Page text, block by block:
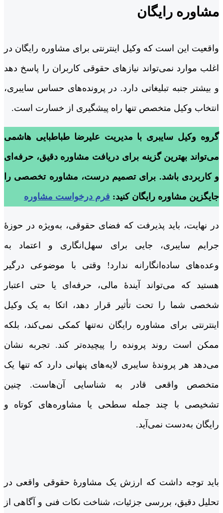
مشاوره رایگان
واقعیت این است که وکیل اینترنتی برای مشاوره رایگان در
اغلب موارد نمی‌تواند نیازهای حقوقی کاربران را پاسخ دهد
و بیشتر جنبه تبلیغاتی دارد. در پرونده‌های حساس سایبری،
انتخاب وکیل متخصص تنها راه پیشگیری از خسارت است.
گروه وکیل سایبری با مدیریت علیرضا طباطبایی هاشمی
می‌تواند بهترین گزینه برای دریافت مشاوره دقیق، حرفه‌ای
و کاربردی باشد. برای تصمیم درست، مشاوره تخصصی را
جایگزین مشاوره رایگان کنید: فرم درخواست مشاوره
در نهایت، باید پذیرفت که فضای حقوقی، به‌ویژه در حوزۀ
جرایم سایبری، جایی برای سهل‌انگاری و اعتماد به
وعده‌های ساده‌انگارانه ندارد! وقتی با موضوعی درگیر
هستید که می‌تواند آیندۀ مالی، حرفه‌ای یا حتی اعتبار
شخصی شما را تحت تأثیر قرار دهد، اتکا به یک وکیل
اینترنتی برای مشاوره رایگان نه‌تنها کمکی نمی‌کند، بلکه
ممکن است روند پرونده را پیچیده‌تر کند. تجربه نشان
می‌دهد هر پروندۀ سایبری لایه‌های پنهانی دارد که تنها یک
متخصص واقعی قادر به شناسایی آن‌هاست. چنین
تشخیصی با چند جمله سطحی یا مشاوره‌های کوتاه و
رایگان به‌دست نمی‌آید.
باید توجه داشت که ارزش یک مشاورۀ حقوقی واقعی در
تحلیل دقیق، بررسی جزئیات، شناخت نکات فنی و آگاهی از